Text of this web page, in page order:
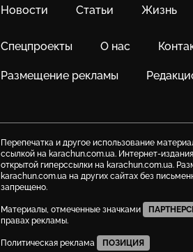
Новости Статьи Жизнь
Спецпроекты О нас
Размещение рекламы
Перепечатка и другое использование
ссылкой на karachun.com.ua. Интернет-
открытой гиперссылки на karachun.com.ua.
karachun.com.ua на других сайтах без
запрещено.
Материалы, отмеченные значками
правах рекламы.
Политическая реклама ПОЗИЦИЯ